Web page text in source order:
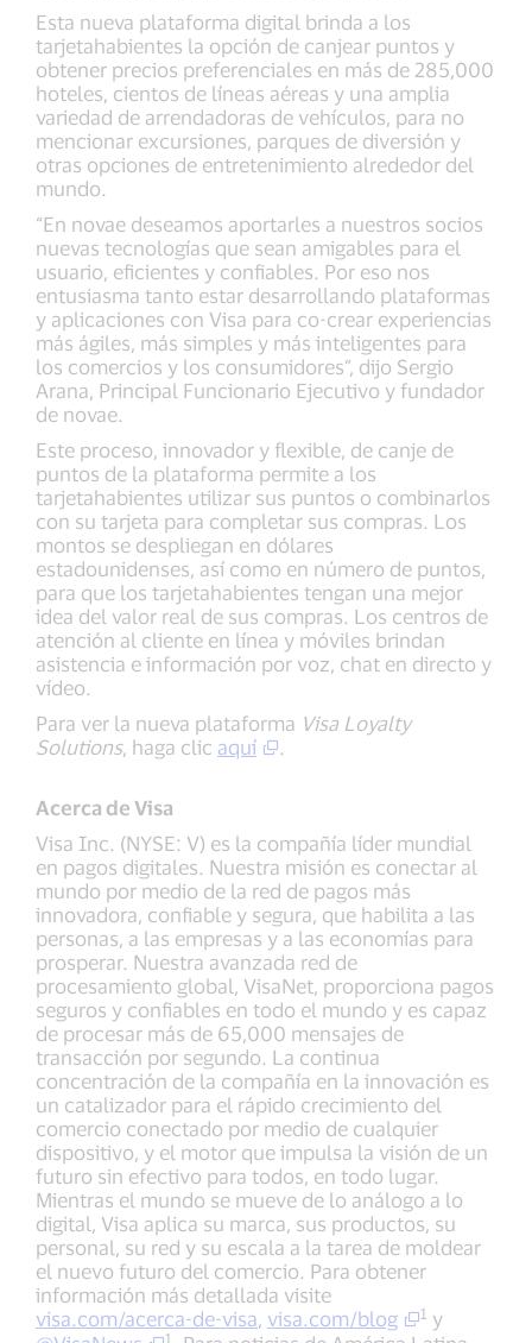
Esta nueva plataforma digital brinda a los
tarjetahabientes la opción de canjear puntos y
obtener precios preferenciales en más de 285,000
hoteles, cientos de líneas aéreas y una amplia
variedad de arrendadoras de vehículos, para no
mencionar excursiones, parques de diversión y
otras opciones de entretenimiento alrededor del
mundo.
“En novae deseamos aportarles a nuestros socios
nuevas tecnologías que sean amigables para el
usuario, eficientes y confiables. Por eso nos
entusiasma tanto estar desarrollando plataformas
y aplicaciones con Visa para co-crear experiencias
más ágiles, más simples y más inteligentes para
los comercios y los consumidores”, dijo Sergio
Arana, Principal Funcionario Ejecutivo y fundador
de novae.
Este proceso, innovador y flexible, de canje de
puntos de la plataforma permite a los
tarjetahabientes utilizar sus puntos o combinarlos
con su tarjeta para completar sus compras. Los
montos se despliegan en dólares
estadounidenses, así como en número de puntos,
para que los tarjetahabientes tengan una mejor
idea del valor real de sus compras. Los centros de
atención al cliente en línea y móviles brindan
asistencia e información por voz, chat en directo y
vídeo.
Para ver la nueva plataforma Visa Loyalty
Solutions, haga clic aquí .
Acerca de Visa
Visa Inc. (NYSE: V) es la compañía líder mundial
en pagos digitales. Nuestra misión es conectar al
mundo por medio de la red de pagos más
innovadora, confiable y segura, que habilita a las
personas, a las empresas y a las economías para
prosperar. Nuestra avanzada red de
procesamiento global, VisaNet, proporciona pagos
seguros y confiables en todo el mundo y es capaz
de procesar más de 65,000 mensajes de
transacción por segundo. La continua
concentración de la compañía en la innovación es
un catalizador para el rápido crecimiento del
comercio conectado por medio de cualquier
dispositivo, y el motor que impulsa la visión de un
futuro sin efectivo para todos, en todo lugar.
Mientras el mundo se mueve de lo análogo a lo
digital, Visa aplica su marca, sus productos, su
personal, su red y su escala a la tarea de moldear
el nuevo futuro del comercio. Para obtener
información más detallada visite
visa.com/acerca-de-visa, visa.com/blog 1 y
1